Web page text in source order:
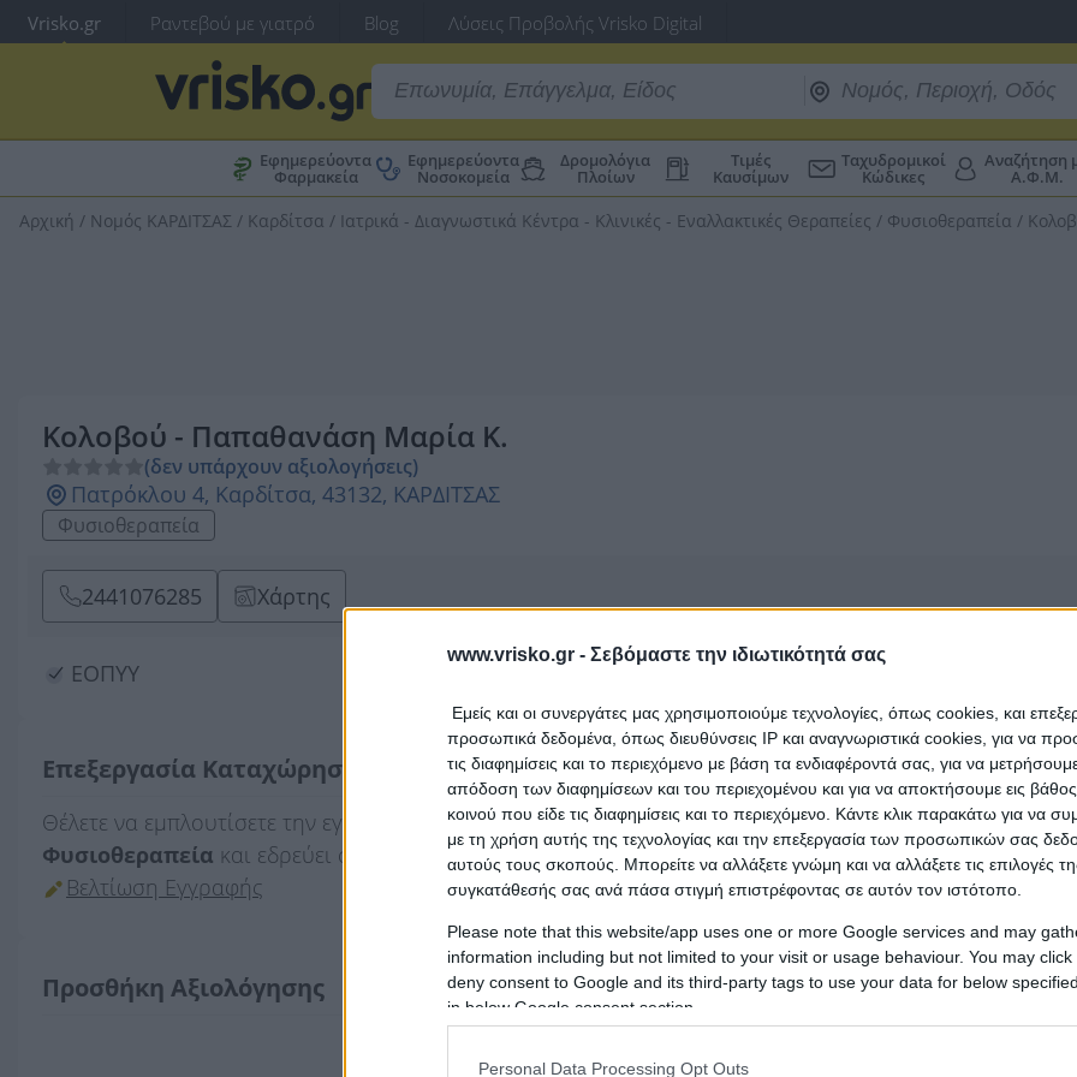
www.vrisko.gr - Σεβόμαστε την ιδιωτικότητά σας
Εμείς και οι συνεργάτες μας χρησιμοποιούμε τεχνολογίες, όπως cookies, και
προσωπικά δεδομένα, όπως διευθύνσεις IP και αναγνωριστικά cookies, για να
τις διαφημίσεις και το περιεχόμενο με βάση τα ενδιαφέροντά σας, για να
απόδοση των διαφημίσεων και του περιεχομένου και για να αποκτήσουμε εις
κοινού που είδε τις διαφημίσεις και το περιεχόμενο. Κάντε κλικ παρακάτω για να
με τη χρήση αυτής της τεχνολογίας και την επεξεργασία των προσωπικών σας
αυτούς τους σκοπούς. Μπορείτε να αλλάξετε γνώμη και να αλλάξετε τις επιλογές
συγκατάθεσής σας ανά πάσα στιγμή επιστρέφοντας σε αυτόν τον ιστότοπο.
Please note that this website/app uses one or more Google services and may
information including but not limited to your visit or usage behaviour. You may
deny consent to Google and its third-party tags to use your data for below
in below Google consent section.
Personal Data Processing Opt Outs
Vrisko.gr Ραντεβού με γιατρό Blog Λύσεις Προβολής Vrisko Digital
Εφημερεύοντα
Φαρμακεία
Εφημερεύοντα
Νοσοκομεία
Δρομολόγια
Πλοίων
Τιμές
Καυσίμων
Ταχυδρομικοί
Κώδικες
Αναζήτηση
Α.Φ.Μ.
Αρχική / Νομός ΚΑΡΔΙΤΣΑΣ / Καρδίτσα / Ιατρικά - Διαγνωστικά Κέντρα - Κλινικές - Εναλλακτικές Θεραπείες / Φυσιοθεραπεία /
Κολοβού - Παπαθανάση Μαρία Κ.
(δεν υπάρχουν αξιολογήσεις)
Πατρόκλου 4, Καρδίτσα, 43132, ΚΑΡΔΙΤΣΑΣ
Φυσιοθεραπεία
2441076285 Χάρτης
ΕΟΠΥΥ
Επεξεργασία Καταχώρησης
Θέλετε να εμπλουτίσετε την εγγραφή Κολοβού - Παπαθανάση Μαρία Κ.που ανήκει στην κατηγορία
Φυσιοθεραπεία και εδρεύει στην περιοχήΚαρδίτσα;
Βελτίωση Εγγραφής
Προσθήκη Αξιολόγησης